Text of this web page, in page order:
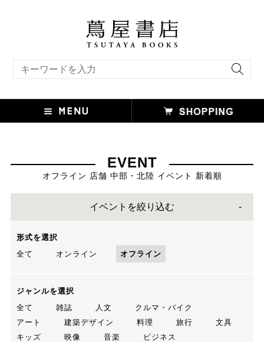
EVENT
オフライン 店舗 中部・北陸 イベント 新着順
イベントを絞り込む
形式を選択
全て
オンライン オフライン
ジャンルを選択
全て
雑誌 人文
クルマ・バイク
アート
建築デザイン 料理 旅行
文具
キッズ
映像 音楽
ビジネス